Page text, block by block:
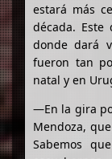
estará más
década.
donde dará
fueron tan
natal y en
—En la gira
Mendoza,
Sabemos